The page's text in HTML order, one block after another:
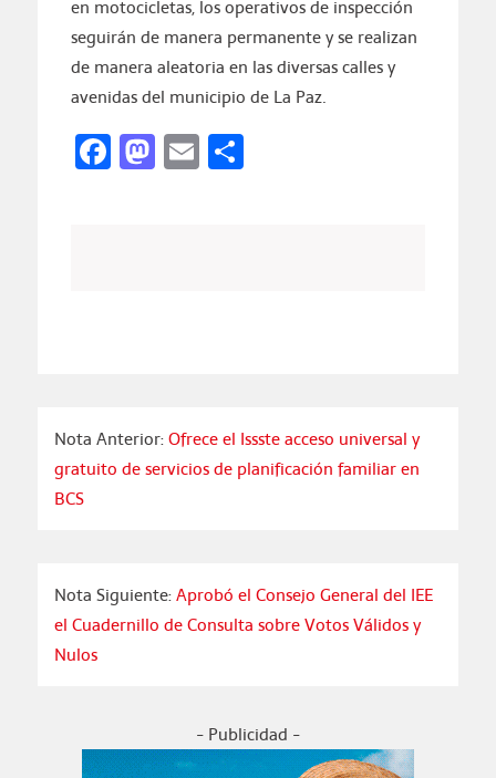
en motocicletas, los operativos de inspección
seguirán de manera permanente y se realizan
de manera aleatoria en las diversas calles y
avenidas del municipio de La Paz.
Facebook
Mastodon
EmailCompartir
Nota Anterior:Ofrece el Issste acceso universal y
gratuito de servicios de planificación familiar en
BCS
Nota Siguiente:Aprobó el Consejo General del IEE
el Cuadernillo de Consulta sobre Votos Válidos y
Nulos
- Publicidad -